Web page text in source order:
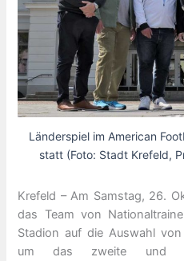
Länderspiel im American
statt (Foto: Stadt Krefeld,
Krefeld – Am Samstag, 26.
das Team von
Stadion auf die Auswahl
um das zweite und